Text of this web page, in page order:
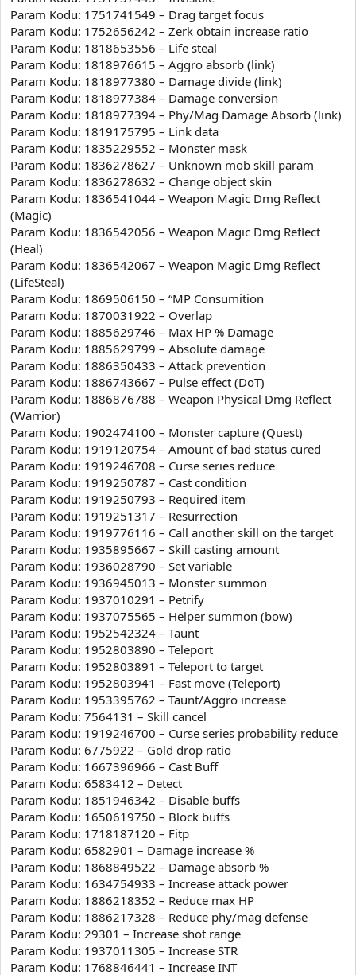
Param Kodu: 1751741549 – Drag target focus
Param Kodu: 1752656242 – Zerk obtain increase ratio
Param Kodu: 1818653556 – Life steal
Param Kodu: 1818976615 – Aggro absorb (link)
Param Kodu: 1818977380 – Damage divide (link)
Param Kodu: 1818977384 – Damage conversion
Param Kodu: 1818977394 – Phy/Mag Damage Absorb (link)
Param Kodu: 1819175795 – Link data
Param Kodu: 1835229552 – Monster mask
Param Kodu: 1836278627 – Unknown mob skill param
Param Kodu: 1836278632 – Change object skin
Param Kodu: 1836541044 – Weapon Magic Dmg Reflect
(Magic)
Param Kodu: 1836542056 – Weapon Magic Dmg Reflect
(Heal)
Param Kodu: 1836542067 – Weapon Magic Dmg Reflect
(LifeSteal)
Param Kodu: 1869506150 – “MP Consumition
Param Kodu: 1870031922 – Overlap
Param Kodu: 1885629746 – Max HP % Damage
Param Kodu: 1885629799 – Absolute damage
Param Kodu: 1886350433 – Attack prevention
Param Kodu: 1886743667 – Pulse effect (DoT)
Param Kodu: 1886876788 – Weapon Physical Dmg Reflect
(Warrior)
Param Kodu: 1902474100 – Monster capture (Quest)
Param Kodu: 1919120754 – Amount of bad status cured
Param Kodu: 1919246708 – Curse series reduce
Param Kodu: 1919250787 – Cast condition
Param Kodu: 1919250793 – Required item
Param Kodu: 1919251317 – Resurrection
Param Kodu: 1919776116 – Call another skill on the target
Param Kodu: 1935895667 – Skill casting amount
Param Kodu: 1936028790 – Set variable
Param Kodu: 1936945013 – Monster summon
Param Kodu: 1937010291 – Petrify
Param Kodu: 1937075565 – Helper summon (bow)
Param Kodu: 1952542324 – Taunt
Param Kodu: 1952803890 – Teleport
Param Kodu: 1952803891 – Teleport to target
Param Kodu: 1952803941 – Fast move (Teleport)
Param Kodu: 1953395762 – Taunt/Aggro increase
Param Kodu: 7564131 – Skill cancel
Param Kodu: 1919246700 – Curse series probability reduce
Param Kodu: 6775922 – Gold drop ratio
Param Kodu: 1667396966 – Cast Buff
Param Kodu: 6583412 – Detect
Param Kodu: 1851946342 – Disable buffs
Param Kodu: 1650619750 – Block buffs
Param Kodu: 1718187120 – Fitp
Param Kodu: 6582901 – Damage increase %
Param Kodu: 1868849522 – Damage absorb %
Param Kodu: 1634754933 – Increase attack power
Param Kodu: 1886218352 – Reduce max HP
Param Kodu: 1886217328 – Reduce phy/mag defense
Param Kodu: 29301 – Increase shot range
Param Kodu: 1937011305 – Increase STR
Param Kodu: 1768846441 – Increase INT